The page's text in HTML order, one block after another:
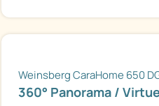
Weinsberg CaraHome 650
360° Panorama /